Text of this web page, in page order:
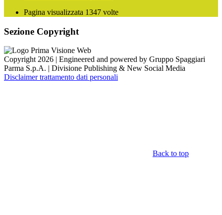
Pagina visualizzata 1347 volte
Sezione Copyright
Copyright 2026 | Engineered and powered by Gruppo Spaggiari
Parma S.p.A. | Divisione Publishing & New Social Media
Disclaimer trattamento dati personali
Back to top